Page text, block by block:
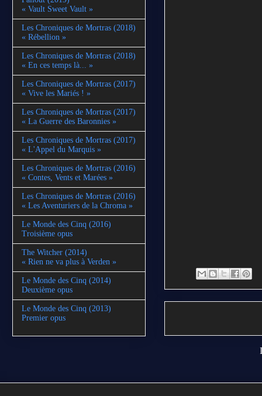
« Vault Sweet Vault »
Les Chroniques de Mortras (2018)
« Rébellion »
Les Chroniques de Mortras (2018)
« En ces temps là... »
Les Chroniques de Mortras (2017)
« Vive les Mariés ! »
Les Chroniques de Mortras (2017)
« La Guerre des Baronnies »
Les Chroniques de Mortras (2017)
« L'Appel du Marquis »
Les Chroniques de Mortras (2016)
« Contes, Vents et Marées »
Les Chroniques de Mortras (2016)
« Les Aventuriers de la Chroma »
Le Monde des Cinq (2016)
Troisième opus
The Witcher (2014)
« Rien ne va plus à Verden »
Le Monde des Cinq (2014)
Deuxième opus
Le Monde des Cinq (2013)
Premier opus